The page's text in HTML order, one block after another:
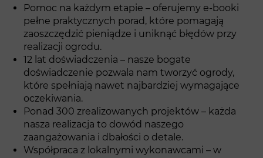
Pomoc na każdym etapie – oferujemy e-booki
pełne praktycznych porad, które pomagają
zaoszczędzić pieniądze i uniknąć błędów przy
realizacji ogrodu.
12 lat doświadczenia – nasze bogate
doświadczenie pozwala nam tworzyć ogrody,
które spełniają nawet najbardziej wymagające
oczekiwania.
Ponad 300 zrealizowanych projektów – każda
nasza realizacja to dowód naszego
zaangażowania i dbałości o detale.
Współpraca z lokalnymi wykonawcami – w